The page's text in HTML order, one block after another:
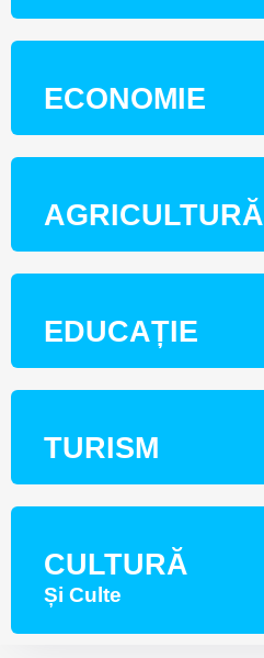
ECONOMIE
AGRICULTURĂ
EDUCAȚIE
TURISM
CULTURĂ
Și Culte